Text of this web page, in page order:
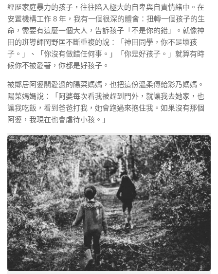
經歷家庭暴力的孩子，往往陷入極大的自卑與自責情緒中。在
安置機構工作 8 年，我有一個很深的體會：扭轉一個孩子的生
命，需要有這麼一個大人，告訴孩子「不是你的錯」。就像神
田的班導師岡野匡不斷重複的說：
「神田同學，你不是壞孩
子。」、「你沒有做錯任何事。」「你是好孩子。」 就算有時
候你不被愛著，你都是好孩子。
被鄰居阿婆關愛過的陽菜媽媽，也把這份溫柔傳給彩乃媽媽。
陽菜媽媽說：「阿婆每次看我被趕到門外，就讓我去她家，也
讓我吃飯，看到爸爸打我，她會跑過來抱住我。如果沒有那個
阿婆，我現在也會虐待小孩。」